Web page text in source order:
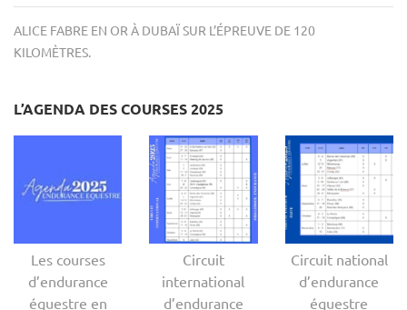
ALICE FABRE EN OR À DUBAÏ SUR L’ÉPREUVE DE 120
KILOMÈTRES.
L’AGENDA DES COURSES 2025
Les courses
d’endurance
équestre en
Circuit
international
d’endurance
Circuit national
d’endurance
équestre